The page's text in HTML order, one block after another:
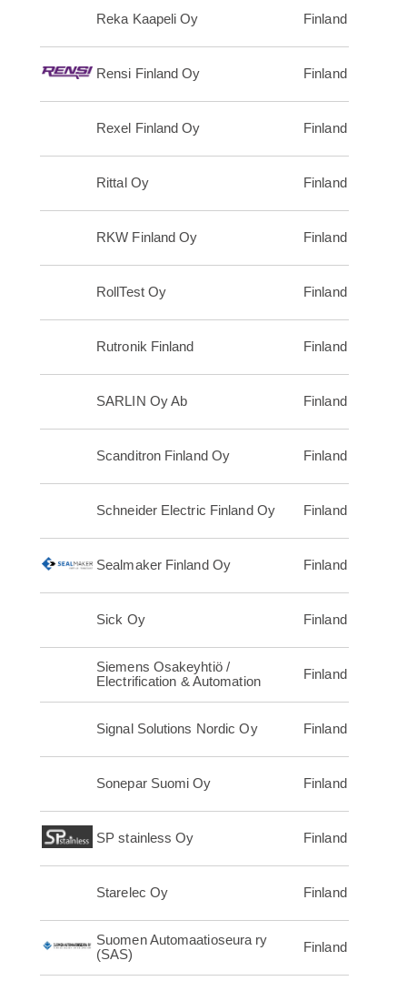
Reka Kaapeli Oy Finland
Rensi Finland Oy Finland
Rexel Finland Oy Finland
Rittal Oy Finland
RKW Finland Oy Finland
RollTest Oy Finland
Rutronik Finland Finland
SARLIN Oy Ab Finland
Scanditron Finland Oy Finland
Schneider Electric Finland Oy Finland
Sealmaker Finland Oy Finland
Sick Oy Finland
Siemens Osakeyhtiö /
Electrification & Automation
Finland
Signal Solutions Nordic Oy Finland
Sonepar Suomi Oy Finland
SP stainless Oy Finland
Starelec Oy Finland
Suomen Automaatioseura ry
(SAS)
Finland